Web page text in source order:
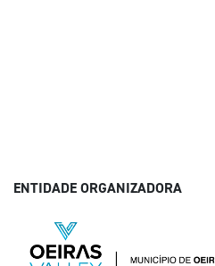
ENTIDADE ORGANIZADORA